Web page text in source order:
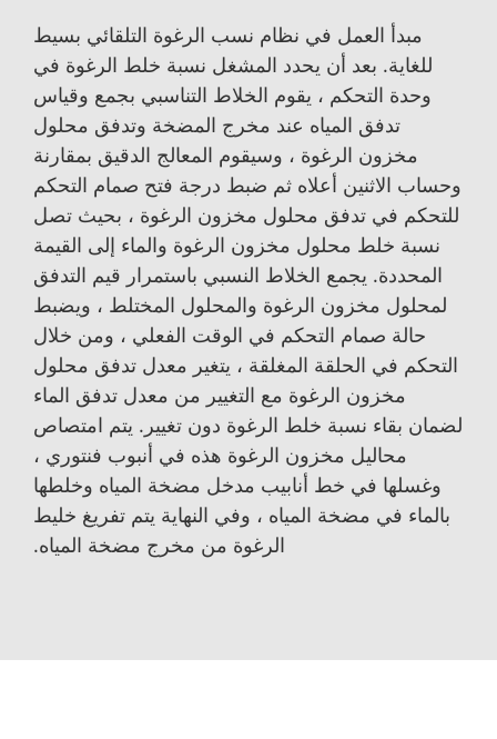
مبدأ العمل في نظام نسب الرغوة التلقائي بسيط
للغاية. بعد أن يحدد المشغل نسبة خلط الرغوة في
وحدة التحكم ، يقوم الخلاط التناسبي بجمع وقياس
تدفق المياه عند مخرج المضخة وتدفق محلول
مخزون الرغوة ، وسيقوم المعالج الدقيق بمقارنة
وحساب الاثنين أعلاه ثم ضبط درجة فتح صمام التحكم
للتحكم في تدفق محلول مخزون الرغوة ، بحيث تصل
نسبة خلط محلول مخزون الرغوة والماء إلى القيمة
المحددة. يجمع الخلاط النسبي باستمرار قيم التدفق
لمحلول مخزون الرغوة والمحلول المختلط ، ويضبط
حالة صمام التحكم في الوقت الفعلي ، ومن خلال
التحكم في الحلقة المغلقة ، يتغير معدل تدفق محلول
مخزون الرغوة مع التغيير من معدل تدفق الماء
لضمان بقاء نسبة خلط الرغوة دون تغيير. يتم امتصاص
محاليل مخزون الرغوة هذه في أنبوب فنتوري ،
وغسلها في خط أنابيب مدخل مضخة المياه وخلطها
بالماء في مضخة المياه ، وفي النهاية يتم تفريغ خليط
الرغوة من مخرج مضخة المياه.